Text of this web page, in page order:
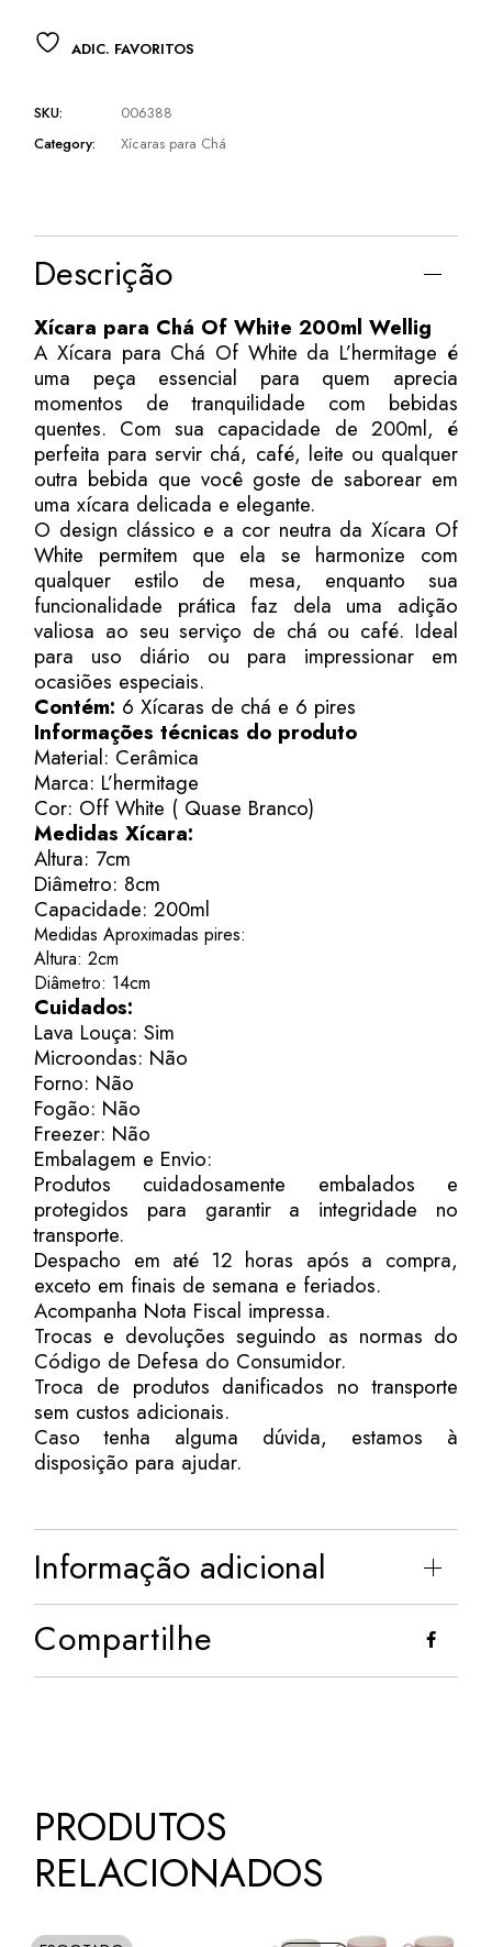
ADIC. FAVORITOS
SKU:
006388
Category:
Xícaras para Chá
Descrição
Xícara para Chá Of White 200ml Wellig
A Xícara para Chá Of White da L’hermitage é
uma peça essencial para quem aprecia
momentos de tranquilidade com bebidas
quentes. Com sua capacidade de 200ml, é
perfeita para servir chá, café, leite ou qualquer
outra bebida que você goste de saborear em
uma xícara delicada e elegante.
O design clássico e a cor neutra da Xícara Of
White permitem que ela se harmonize com
qualquer estilo de mesa, enquanto sua
funcionalidade prática faz dela uma adição
valiosa ao seu serviço de chá ou café. Ideal
para uso diário ou para impressionar em
ocasiões especiais.
Contém: 6 Xícaras de chá e 6 pires
Informações técnicas do produto
Material: Cerâmica
Marca: L’hermitage
Cor: Off White ( Quase Branco)
Medidas Xícara:
Altura: 7cm
Diâmetro: 8cm
Capacidade: 200ml
Medidas Aproximadas pires:
Altura: 2cm
Diâmetro: 14cm
Cuidados:
Lava Louça: Sim
Microondas: Não
Forno: Não
Fogão: Não
Freezer: Não
Embalagem e Envio:
Produtos cuidadosamente embalados e
protegidos para garantir a integridade no
transporte.
Despacho em até 12 horas após a compra,
exceto em finais de semana e feriados.
Acompanha Nota Fiscal impressa.
Trocas e devoluções seguindo as normas do
Código de Defesa do Consumidor.
Troca de produtos danificados no transporte
sem custos adicionais.
Caso tenha alguma dúvida, estamos à
disposição para ajudar.
Informação adicional
Compartilhe
PRODUTOS
RELACIONADOS